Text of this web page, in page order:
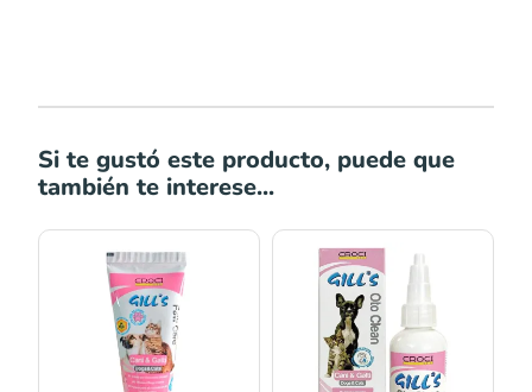
Si te gustó este producto, puede que
también te interese...